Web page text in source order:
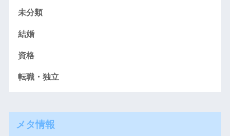
未分類
結婚
資格
転職・独立
メタ情報